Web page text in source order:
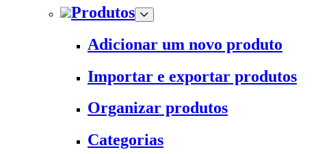
Produtos
Adicionar um novo produto
Importar e exportar produtos
Organizar produtos
Categorias